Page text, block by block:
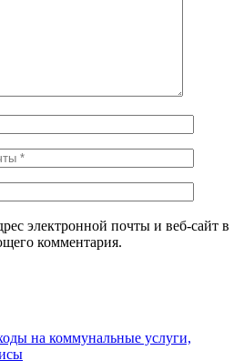
электронной почты и веб-сайт в
комментария.
на коммунальные услуги,